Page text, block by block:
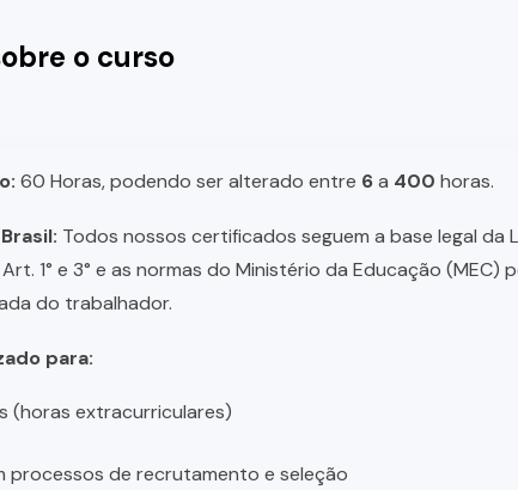
o curso
60 Horas, podendo ser alterado entre 6a 400 horas.
Todos nossos certificados seguem a base legal da
1° e 3° e as normas do Ministério da Educação (MEC)
do trabalhador.
para:
(horas extracurriculares)
processos de recrutamento e seleção